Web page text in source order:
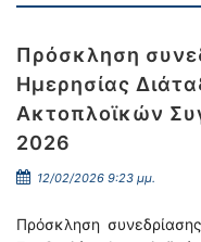
Πρόσκληση
Ημερησίας
Ακτοπλοϊκών
2026
12/02/2026 9:23 μμ.
Πρόσκληση